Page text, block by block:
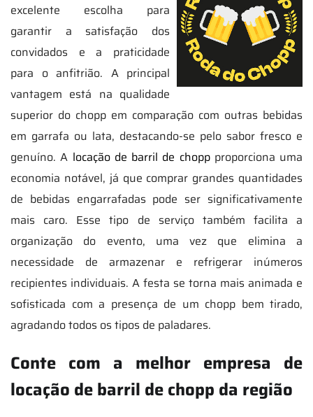
excelente escolha para
garantir a satisfação dos
convidados e a praticidade
para o anfitrião. A principal
vantagem está na qualidade
superior do chopp em comparação com outras bebidas
em garrafa ou lata, destacando-se pelo sabor fresco e
genuíno. A locação de barril de choppproporciona uma
economia notável, já que comprar grandes quantidades
de bebidas engarrafadas pode ser significativamente
mais caro. Esse tipo de serviço também facilita a
organização do evento, uma vez que elimina a
necessidade de armazenar e refrigerar inúmeros
recipientes individuais. A festa se torna mais animada e
sofisticada com a presença de um chopp bem tirado,
agradando todos os tipos de paladares.
Conte com a melhor empresa de
locação de barril de chopp da região